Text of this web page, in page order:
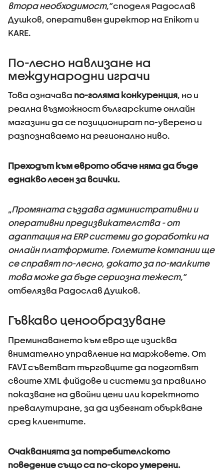
втора необходимост,“споделя Радослав
Душков, оперативен директор на Enikom и
KARE.
По-лесно навлизане на
международни играчи
Това означава по-голяма конкуренция, но и
реална възможност българските онлайн
магазини да се позиционират по-уверено и
разпознаваемо на регионално ниво.
Преходът към еврото обаче няма да бъде
еднакво лесен за всички.
„Промяната създава административни и
оперативни предизвикателства - от
адаптация на ERP системи до доработки на
онлайн платформите. Големите компании ще
се справят по-лесно, докато за по-малките
това може да бъде сериозна тежест,“
отбелязва Радослав Душков.
Гъвкаво ценообразуване
Преминаването към евро ще изисква
внимателно управление на маржовете. От
FAVI съветват търговците да подготвят
своите XML фийдове и системи за правилно
показване на двойни цени или коректното
превалутиране, за да избегнат объркване
сред клиентите.
Очакванията за потребителското
поведение също са по-скоро умерени.